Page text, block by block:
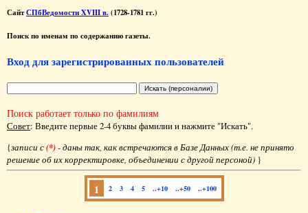
СайтСПбВедомости XVIII в. (1728-1781 гг.)
Поиск по именам по содержанию газеты.
Вход для зарегистрированных пользователей
Поиск работает только по фамилиям
Совет: Введите первые 2-4 буквы фамилии и нажмите "Искать".
{записи с(*)- даны так, как встречаются в Базе Данных (т.е. не принято
решение об их корректировке, объединении с другой персоной) }
1 2 3 4 5 ..+10 ..+50 ..+100